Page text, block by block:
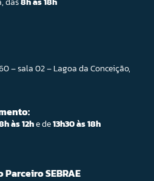
– sala 02 – Lagoa da Conceição,
às 12he de13h30 às 18h
SEBRAE